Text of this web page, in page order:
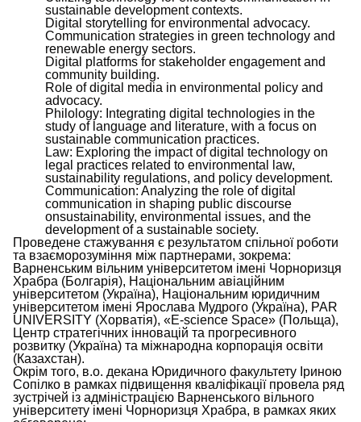
sustainable development contexts.
Digital storytelling for environmental advocacy.
Communication strategies in green technology and
renewable energy sectors.
Digital platforms for stakeholder engagement and
community building.
Role of digital media in environmental policy and
advocacy.
Philology: Integrating digital technologies in the
study of language and literature, with a focus on
sustainable communication practices.
Law: Exploring the impact of digital technology on
legal practices related to environmental law,
sustainability regulations, and policy development.
Communication: Analyzing the role of digital
communication in shaping public discourse
onsustainability, environmental issues, and the
development of a sustainable society.
Проведене стажування є результатом спільної роботи
та взаєморозуміння між партнерами, зокрема:
Варненським вільним університетом імені Чорноризця
Храбра (Болгарія), Національним авіаційним
університетом (Україна), Національним юридичним
університетом імені Ярослава Мудрого (Україна), PAR
UNIVERSITY (Хорватія), «E-science Space» (Польща),
Центр стратегічних інновацій та прогресивного
розвитку (Україна) та міжнародна корпорація освіти
(Казахстан).
Окрім того, в.о. декана Юридичного факультету Іриною
Сопілко в рамках підвищення кваліфікації провела ряд
зустрічей із адміністрацією Варненського вільного
університету імені Чорноризця Храбра, в рамках яких